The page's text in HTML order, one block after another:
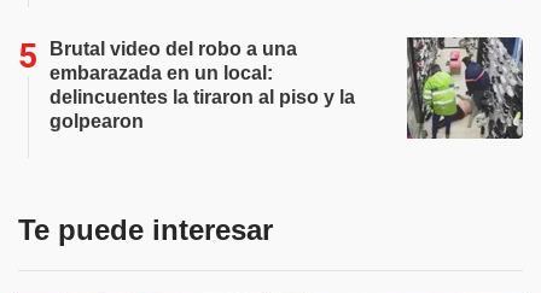
Brutal video del robo a una
embarazada en un local:
delincuentes la tiraron al piso y la
golpearon
Te puede interesar